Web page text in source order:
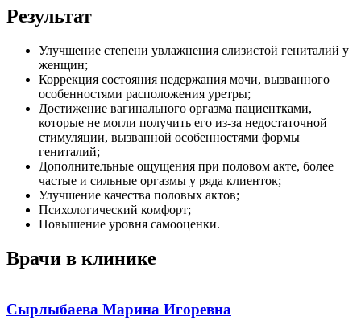
Результат
Улучшение степени увлажнения слизистой гениталий у
женщин;
Коррекция состояния недержания мочи, вызванного
особенностями расположения уретры;
Достижение вагинального оргазма пациентками,
которые не могли получить его из-за недостаточной
стимуляции, вызванной особенностями формы
гениталий;
Дополнительные ощущения при половом акте, более
частые и сильные оргазмы у ряда клиенток;
Улучшение качества половых актов;
Психологический комфорт;
Повышение уровня самооценки.
Врачи в клинике
Сырлыбаева Марина Игоревна